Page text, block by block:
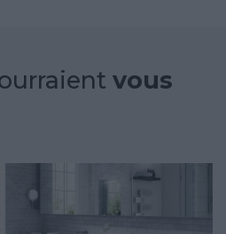
vous